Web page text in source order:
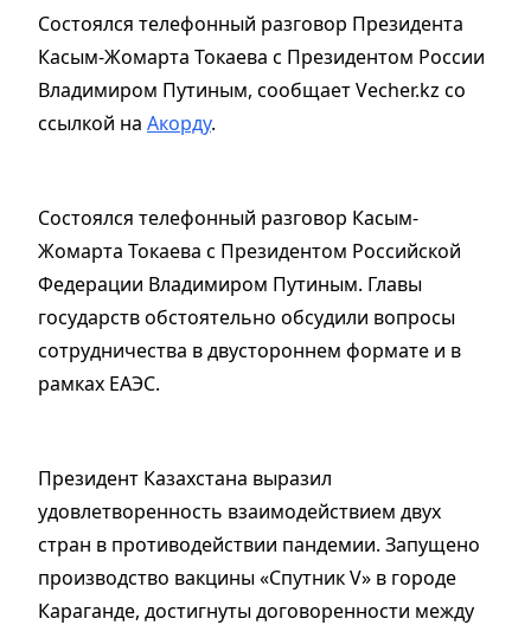
Состоялся телефонный разговор Президента
Касым-Жомарта Токаева с Президентом России
Владимиром Путиным, сообщает Vecher.kz со
ссылкой на Акорду.
Состоялся телефонный разговор Касым-
Жомарта Токаева с Президентом Российской
Федерации Владимиром Путиным. Главы
государств обстоятельно обсудили вопросы
сотрудничества в двустороннем формате и в
рамках ЕАЭС.
Президент Казахстана выразил
удовлетворенность взаимодействием двух
стран в противодействии пандемии. Запущено
производство вакцины «Спутник V» в городе
Караганде, достигнуты договоренности между